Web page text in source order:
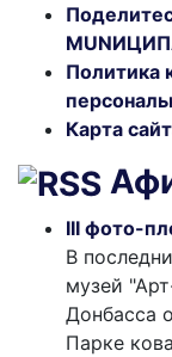
Политика
Карта
III фото-
В
музей
Донбасса
Парке